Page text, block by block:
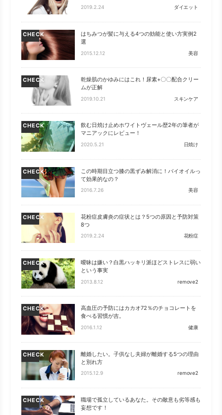
2019.2.24 ダイエット
CHECK
はちみつが髪に与える4つの効能と使い方実例2
選
2015.12.12 美容
CHECK
乾燥肌のかゆみにはこれ！尿素+〇〇配合クリー
ムが正解
2019.10.21 スキンケア
CHECK
飲む日焼け止めホワイトヴェール歴2年の筆者が
マニアックにレビュー！
2020.5.21 日焼け
CHECK
この時期目立つ膝の黒ずみ解消に！バイオイルっ
て効果的なの？
2016.7.26 美容
CHECK
花粉症皮膚炎の症状とは？5つの原因と予防対策
8つ
2019.2.24 花粉症
CHECK
曖昧は嫌い？白黒ハッキリ派ほどストレスに弱い
という事実
2013.8.12 remove2
CHECK
高血圧の予防にはカカオ72％のチョコレートを
食べる習慣が吉。
2016.1.12 健康
CHECK
離婚したい。子供なし夫婦が離婚する5つの理由
と別れ方
2015.12.9 remove2
CHECK
職場で孤立しているあなた。その敵意も劣等感も
妄想です！